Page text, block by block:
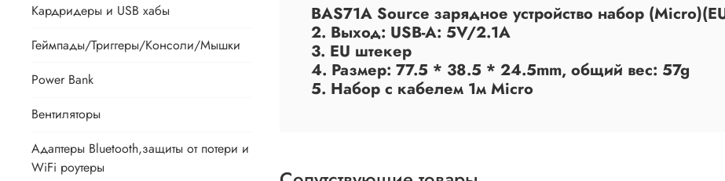
BAS71A Source зарядное устройство набор
2. Выход: USB-A: 5V/2.1A
3. EU штекер
4. Размер: 77.5 * 38.5 * 24.5mm, общий вес: 57g
5. Набор с кабелем 1м Micro
Кардридеры и USB хабы
Геймпады/Триггеры/Консоли/Мышки
Power Bank
Вентиляторы
Адаптеры Bluetooth,защиты от потери и
WiFi роутеры